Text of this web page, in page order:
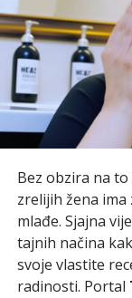
Bez obzira na
zrelijih žena ima
mlađe. Sjajna
tajnih načina
svoje vlastite
radinosti. Portal